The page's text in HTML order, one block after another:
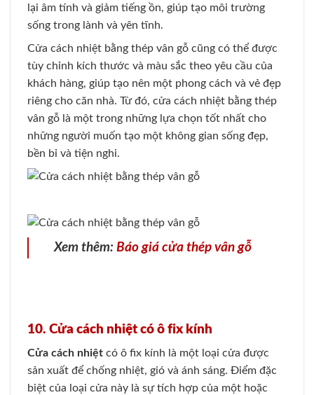
lại âm tính và giảm tiếng ồn, giúp tạo môi trường
sống trong lành và yên tĩnh.
Cửa cách nhiệt bằng thép vân gỗ cũng có thể được
tùy chỉnh kích thước và màu sắc theo yêu cầu của
khách hàng, giúp tạo nên một phong cách và vẻ đẹp
riêng cho căn nhà. Từ đó, cửa cách nhiệt bằng thép
vân gỗ là một trong những lựa chọn tốt nhất cho
những người muốn tạo một không gian sống đẹp,
bền bỉ và tiện nghi.
Xem thêm: Báo giá cửa thép vân gỗ
10. Cửa cách nhiệt có ô fix kính
Cửa cách nhiệt có ô fix kính là một loại cửa được
sản xuất để chống nhiệt, gió và ánh sáng. Điểm đặc
biệt của loại cửa này là sự tích hợp của một hoặc